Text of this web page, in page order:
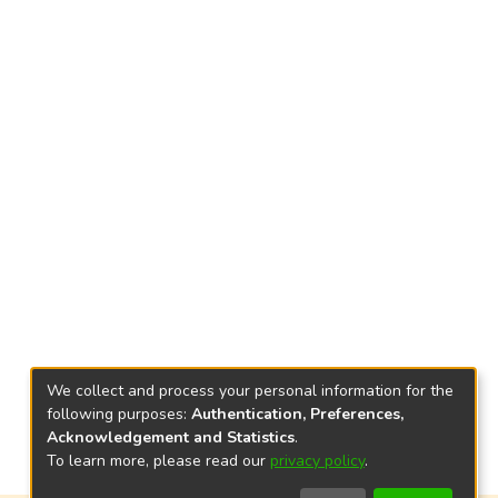
We collect and process your personal information for the
following purposes: Authentication, Preferences,
Acknowledgement and Statistics.
To learn more, please read our privacy policy.